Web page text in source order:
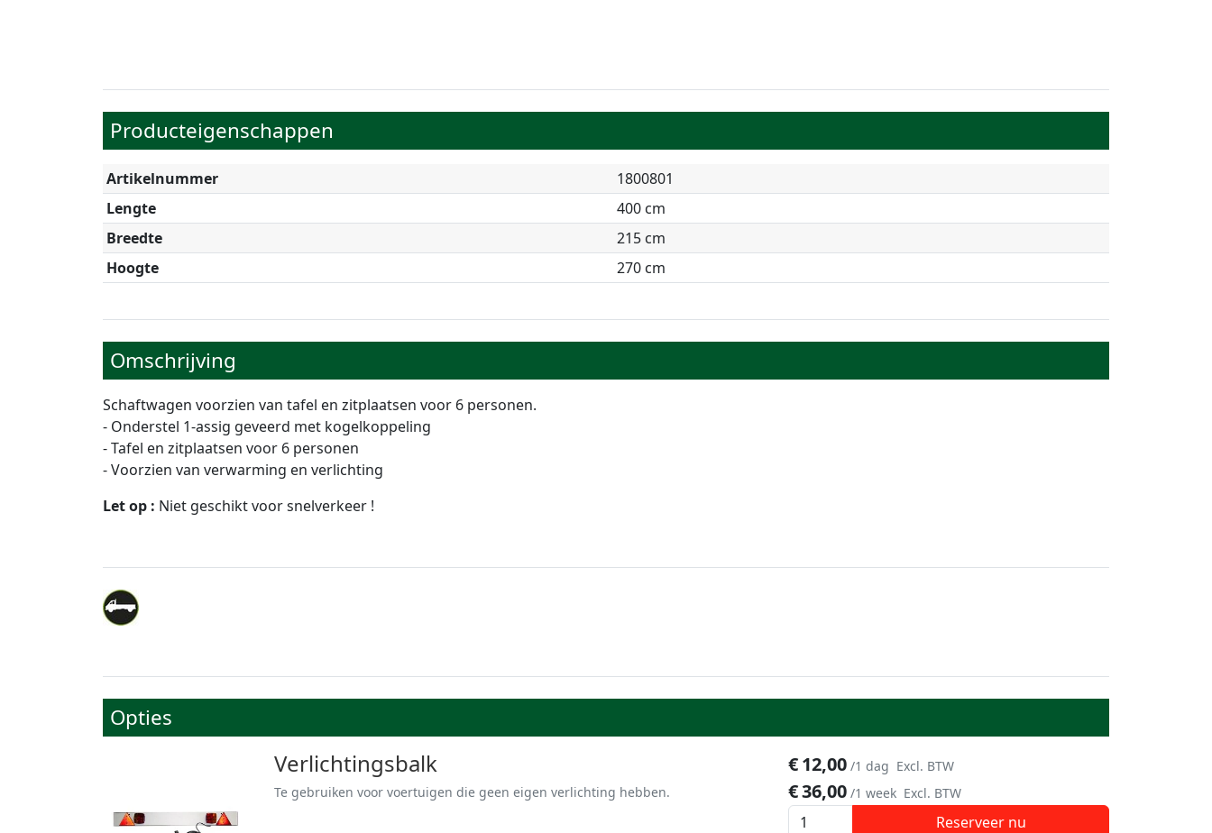
Producteigenschappen
Artikelnummer
1800801
Lengte
400 cm
Breedte
215 cm
Hoogte
270 cm
Omschrijving
Schaftwagen voorzien van tafel en zitplaatsen voor 6 personen.
- Onderstel 1-assig geveerd met kogelkoppeling
- Tafel en zitplaatsen voor 6 personen
- Voorzien van verwarming en verlichting
Let op : Niet geschikt voor snelverkeer !
Opties
€12,00 /1 dag Excl. BTW
€36,00 /1 week Excl. BTW
Reserveer nu
Verlichtingsbalk
Te gebruiken voor voertuigen die geen eigen verlichting hebben.